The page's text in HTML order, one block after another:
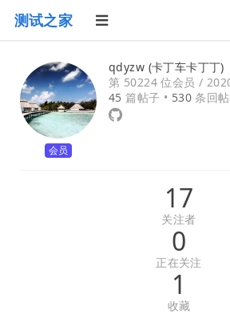
测试之家
会员
qdyzw (卡丁车卡丁丁)
第 50224 位会员 /
45 篇帖子 • 530 条回帖
17
关注者
0
正在关注
1
收藏